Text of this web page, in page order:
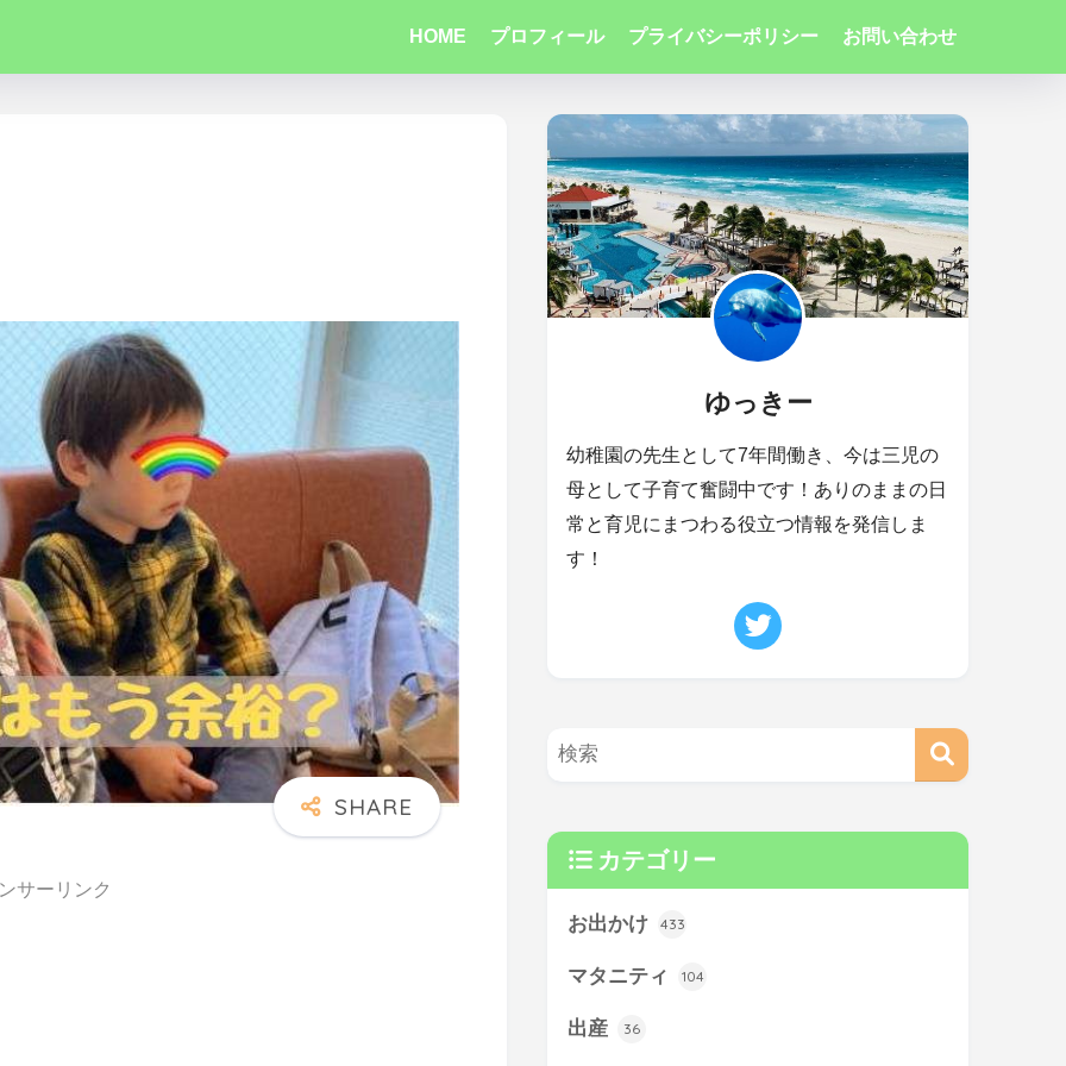
HOME プロフィール プライバシーポリシー お問い合わせ
サーリンク
ゆっきー
幼稚園の先生として7年間働き、今は三児の
母として子育て奮闘中です！ありのままの日
常と育児にまつわる役立つ情報を発信しま
す！
カテゴリー
お出かけ 433
マタニティ 104
出産 36